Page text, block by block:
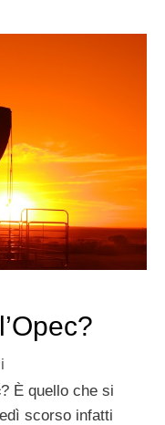
? È quello che si
scorso infatti